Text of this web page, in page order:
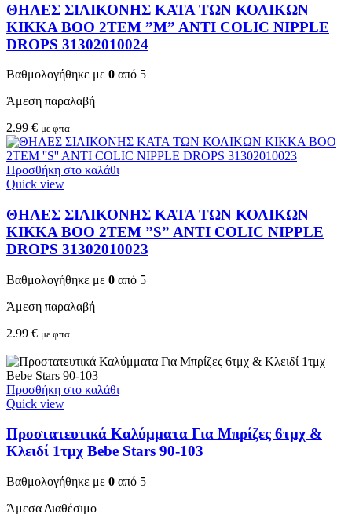
ΘΗΛΕΣ ΣΙΛΙΚΟΝΗΣ ΚΑΤΑ ΤΩΝ ΚΟΛΙΚΩΝ
KIKKA BOO 2TEM ”M” ANTI COLIC NIPPLE
DROPS 31302010024
Βαθμολογήθηκε με 0 από 5
Άμεση παραλαβή
2.99 € με φπα
Προσθήκη στο καλάθι
Quick view
ΘΗΛΕΣ ΣΙΛΙΚΟΝΗΣ ΚΑΤΑ ΤΩΝ ΚΟΛΙΚΩΝ
KIKKA BOO 2TEM ”S” ANTI COLIC NIPPLE
DROPS 31302010023
Βαθμολογήθηκε με 0 από 5
Άμεση παραλαβή
2.99 € με φπα
Προσθήκη στο καλάθι
Quick view
Προστατευτικά Καλύμματα Για Μπρίζες 6τμχ &
Κλειδί 1τμχ Bebe Stars 90-103
Βαθμολογήθηκε με 0 από 5
Άμεσα Διαθέσιμο